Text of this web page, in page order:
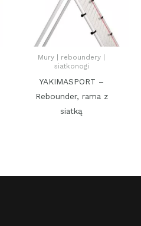
Mury | reboundery |
siatkonogi
YAKIMASPORT –
Rebounder, rama z
siatką